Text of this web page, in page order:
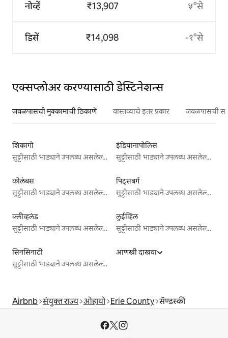
नोव्हें
डिसें
₹13,907
₹14,098
५°से
-१°से
एक्सप्लोअर करण्यासाठी डेस्टिनेशन्स
जवळपासची मुक्कामाची ठिकाणे वास्तव्याचे इतर प्रकार जवळपासची
शिकागो
सुट्टीसाठी भाड्याने उपलब्ध असलेल्या जागा
इंडियानापोलिस
सुट्टीसाठी भाड्याने उपलब्ध असलेल्या जागा
कोलंबस
सुट्टीसाठी भाड्याने उपलब्ध असलेल्या जागा
पिट्सबर्ग
सुट्टीसाठी भाड्याने उपलब्ध असलेल्या जागा
क्लीव्हलंड
सुट्टीसाठी भाड्याने उपलब्ध असलेल्या जागा
लुईव्हिल
सुट्टीसाठी भाड्याने उपलब्ध असलेल्या जागा
सिनसिनाटी
सुट्टीसाठी भाड्याने उपलब्ध असलेल्या जागा
आणखी दाखवा
Airbnb संयुक्त राज्य ओहायो Erie County सॅण्डस्की